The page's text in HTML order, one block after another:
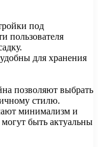
под
пользователя
для хранения
позволяют выбрать
стилю.
минимализм и
быть актуальны